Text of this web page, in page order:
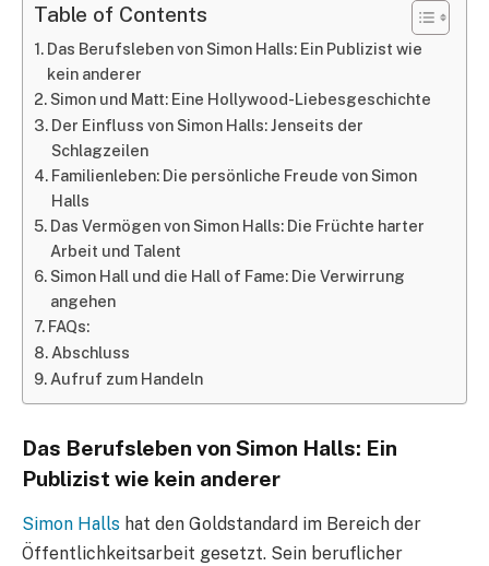
Table of Contents
Das Berufsleben von Simon Halls: Ein Publizist wie
kein anderer
Simon und Matt: Eine Hollywood-Liebesgeschichte
Der Einfluss von Simon Halls: Jenseits der
Schlagzeilen
Familienleben: Die persönliche Freude von Simon
Halls
Das Vermögen von Simon Halls: Die Früchte harter
Arbeit und Talent
Simon Hall und die Hall of Fame: Die Verwirrung
angehen
FAQs:
Abschluss
Aufruf zum Handeln
Das Berufsleben von Simon Halls: Ein
Publizist wie kein anderer
Simon Halls hat den Goldstandard im Bereich der
Öffentlichkeitsarbeit gesetzt. Sein beruflicher